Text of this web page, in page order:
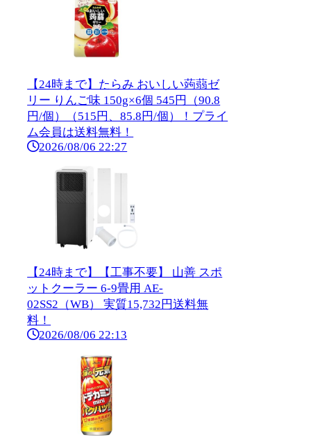
【24時まで】たらみ おいしい蒟蒻ゼ
リー りんご味 150g×6個 545円（90.8
円/個）（515円、85.8円/個）！プライ
ム会員は送料無料！
2026/08/06 22:27
【24時まで】【工事不要】 山善 スポ
ットクーラー 6-9畳用 AE-
02SS2（WB） 実質15,732円送料無
料！
2026/08/06 22:13